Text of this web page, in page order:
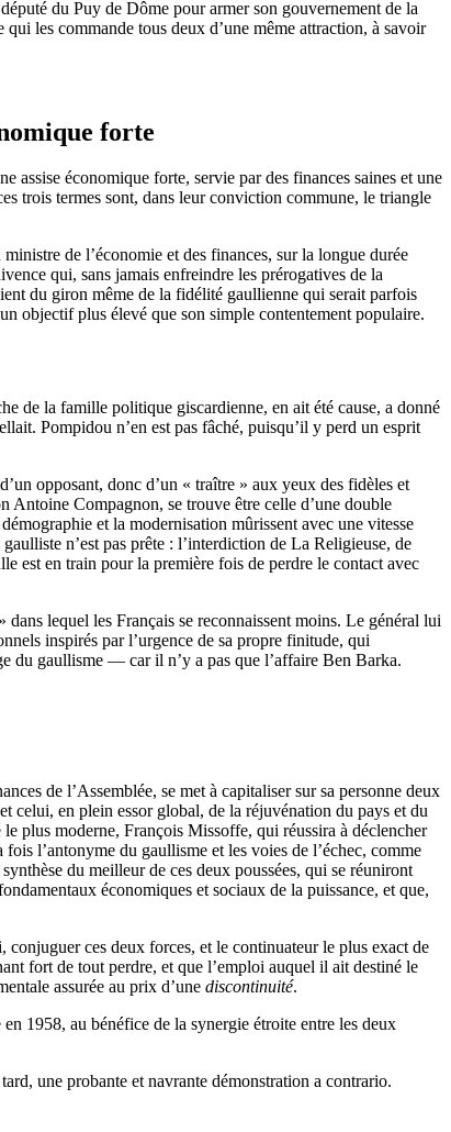
du Puy de Dôme pour armer son gouvernement de la
les commande tous deux d’une même attraction, à savoir
forte
assise économique forte, servie par des finances saines et une
trois termes sont, dans leur conviction commune, le triangle
de l’économie et des finances, sur la longue durée
qui, sans jamais enfreindre les prérogatives de la
du giron même de la fidélité gaullienne qui serait parfois
objectif plus élevé que son simple contentement populaire.
de la famille politique giscardienne, en ait été cause, a donné
Pompidou n’en est pas fâché, puisqu’il y perd un esprit
opposant, donc d’un « traître » aux yeux des fidèles et
Antoine Compagnon, se trouve être celle d’une double
et la modernisation mûrissent avec une vitesse
n’est pas prête : l’interdiction de La Religieuse, de
est en train pour la première fois de perdre le contact avec
lequel les Français se reconnaissent moins. Le général lui
inspirés par l’urgence de sa propre finitude, qui
du gaullisme — car il n’y a pas que l’affaire Ben Barka.
de l’Assemblée, se met à capitaliser sur sa personne deux
celui, en plein essor global, de la réjuvénation du pays et du
plus moderne, François Missoffe, qui réussira à déclencher
l’antonyme du gaullisme et les voies de l’échec, comme
du meilleur de ces deux poussées, qui se réuniront
économiques et sociaux de la puissance, et que,
ces deux forces, et le continuateur le plus exact de
fort de tout perdre, et que l’emploi auquel il ait destiné le
assurée au prix d’une discontinuité.
1958, au bénéfice de la synergie étroite entre les deux
une probante et navrante démonstration a contrario.